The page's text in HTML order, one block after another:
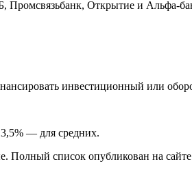
Промсвязьбанк, Открытие и
инвестиционный или
— для средних.
Полный список опубликован на